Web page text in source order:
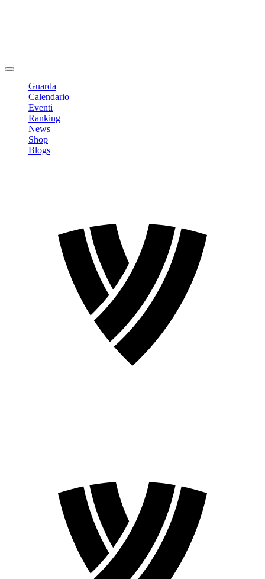
Guarda
Calendario
Eventi
Ranking
News
Shop
Blogs